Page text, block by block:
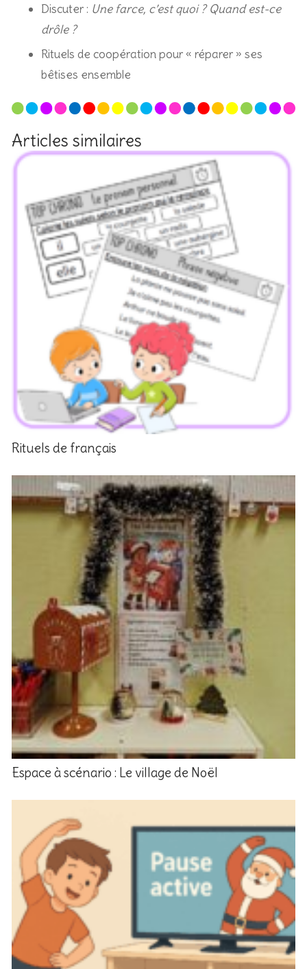
Discuter : Une farce, c’est quoi ? Quand est-ce
drôle ?
Rituels de coopération pour « réparer » ses
bêtises ensemble
Articles similaires
Rituels de français
Espace à scénario : Le village de Noël